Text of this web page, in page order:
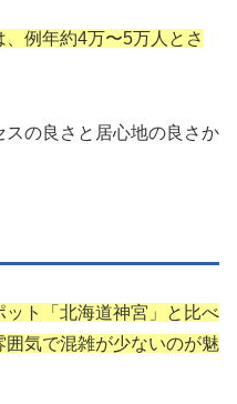
例年約4万〜5万人とさ
の良さと居心地の良さか
ト「北海道神宮」と比べ
気で混雑が少ないのが魅